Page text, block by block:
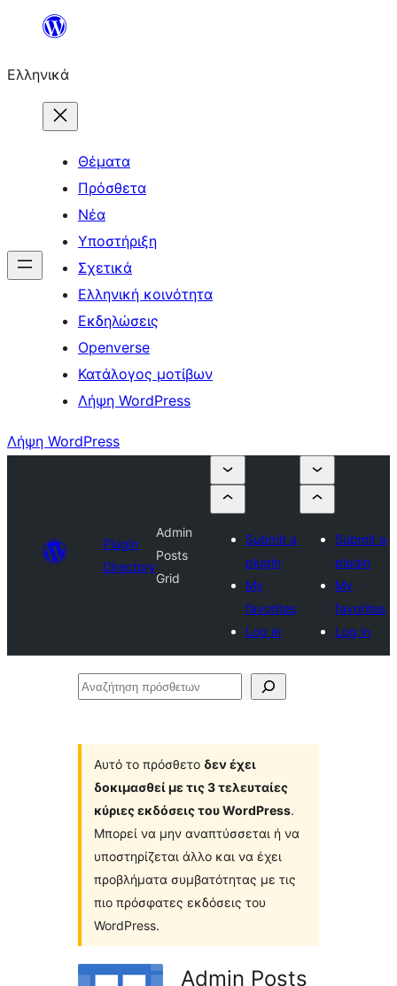
Μετάβαση
περιεχόμενο
Ελληνικά
Θέματα
Πρόσθετα
Νέα
Υποστήριξη
Σχετικά
Ελληνική κοινότητα
Εκδηλώσεις
Openverse
Κατάλογος μοτίβων
Λήψη WordPress
Λήψη WordPress
Plugin
Directory
Admin
Posts
Grid
Submit a
plugin
My
favorites
Log in
Submit a
plugin
My
favorites
Log in
Αναζήτηση
Αυτό το πρόσθετο δεν έχει
δοκιμασθεί με τις 3 τελευταίες
κύριες εκδόσεις του WordPress.
Μπορεί να μην αναπτύσσεται ή να
υποστηρίζεται άλλο και να έχει
προβλήματα συμβατότητας με τις
πιο πρόσφατες εκδόσεις του
WordPress.
Admin Posts